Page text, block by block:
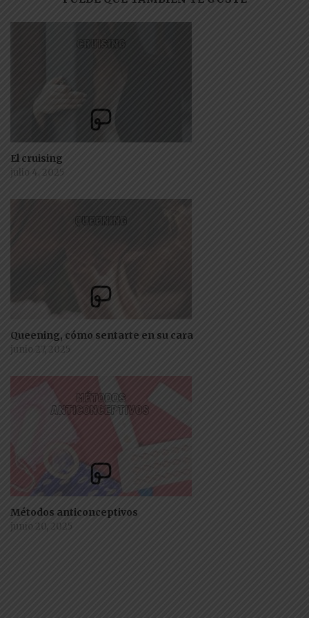
El cruising
julio 4, 2025
Queening, cómo sentarte en su cara
junio 27, 2025
Métodos anticonceptivos
junio 20, 2025